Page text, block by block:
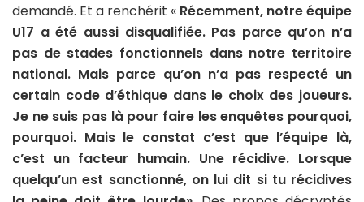
demandé. Et a renchérit « Récemment, notre équipe
U17 a été aussi disqualifiée. Pas parce qu’on n’a
pas de stades fonctionnels dans notre territoire
national. Mais parce qu’on n’a pas respecté un
certain code d’éthique dans le choix des joueurs.
Je ne suis pas là pour faire les enquêtes pourquoi,
pourquoi. Mais le constat c’est que l’équipe là,
c’est un facteur humain. Une récidive. Lorsque
quelqu’un est sanctionné, on lui dit si tu récidives